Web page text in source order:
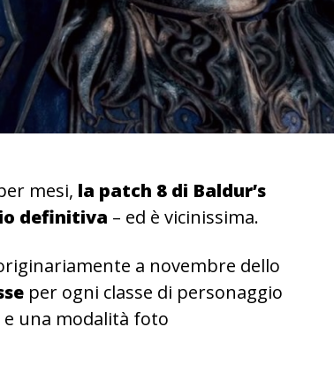
mesi, la patch 8 di Baldur’s
definitiva – ed è vicinissima.
a novembre dello
per ogni classe di personaggio
una modalità foto